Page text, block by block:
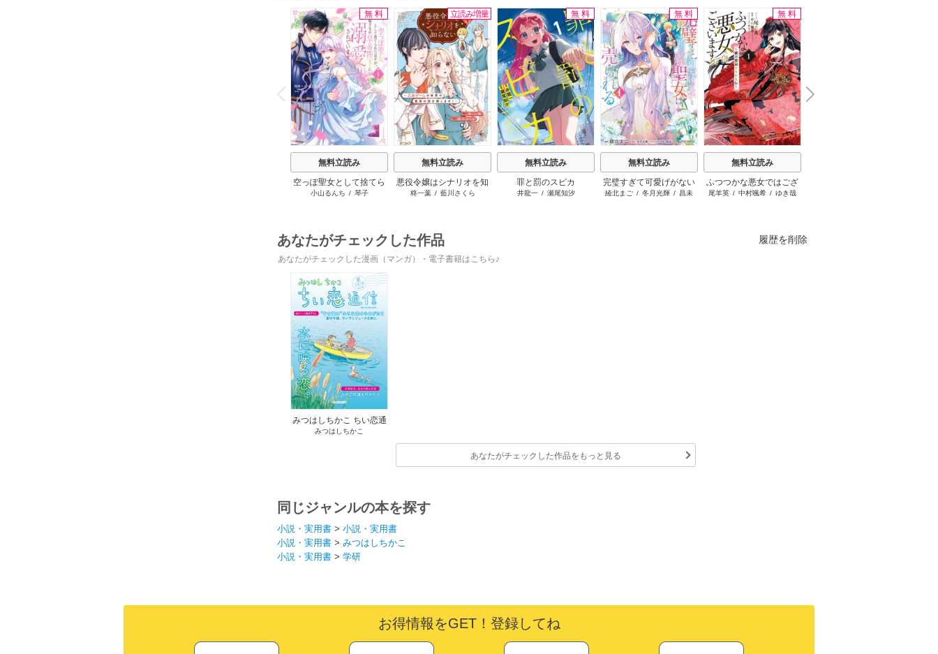
P
r
e
v
i
o
u
s
無料
無料立読み
空っぽ聖女として捨てら
れたはずが、嫁ぎ先の皇
小山るんち / 琴子
立読み増量
無料立読み
悪役令嬢はシナリオを知
らない ～乙女ゲームの世
柊一葉/ 藍川さくら
無料
無料立読み
罪と罰のスピカ
井龍一/ 瀬尾知汐
無料
無料立読み
完璧すぎて可愛げがない
と婚約破棄された聖女は
綾北まご / 冬月光輝 / 昌未
無料
無料立読み
ふつつかな悪女ではござ
いますが ～雛宮蝶鼠とり
尾羊英 / 中村颯希 / ゆき哉
N
e
x
t
あなたがチェックした作品 履歴を削除
あなたがチェックした漫画（マンガ）・電子書籍はこちら♪
みつはしちかこ ちい恋通
信2018夏 vol.8
みつはしちかこ
あなたがチェックした作品をもっと見る
同じジャンルの本を探す
小説・実用書 > 小説・実用書
小説・実用書 > みつはしちかこ
小説・実用書 > 学研
お得情報をGET！登録してね